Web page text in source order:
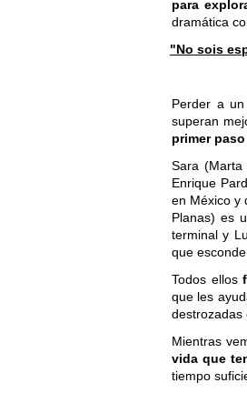
para
dramática
"No sois
Perder a
superan
primer
Sara
Enrique
en México y
Planas) es
terminal y
que
Todos ellos
que les
destrozadas
Mientras
vida que
tiempo